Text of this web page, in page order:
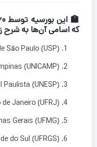
که اسامی آن‌ها به شرح
São Paulo (USP)
(UNICAMP)
Paulista (UNESP)
Janeiro (UFRJ)
Gerais (UFMG)
do Sul (UFRGS)